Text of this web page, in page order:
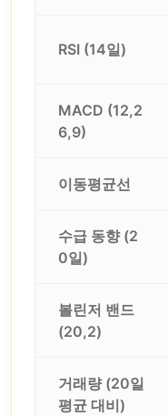
RSI (14일)
MACD (12,2
6,9)
이동평균선
수급 동향 (2
0일)
볼린저 밴드
(20,2)
거래량 (20일
평균 대비)